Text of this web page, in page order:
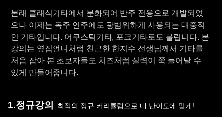
본래 클래식기타에서 분화되어 반주 전용으로 개발되었
으나 이제는 독주 연주에도 광범위하게 사용되는 대중적
인 기타입니다. 어쿠스틱기타, 포크기타로도 불립니다. 본
강의는 옆집언니처럼 친근한 한지수 선생님께서 기타를
처음 잡아 본 초보자들도 치즈처럼 실력이 쭉 늘어날 수
있게 만들어줍니다.
1.정규강의 최적의 정규 커리큘럼으로 내 난이도에 맞게!